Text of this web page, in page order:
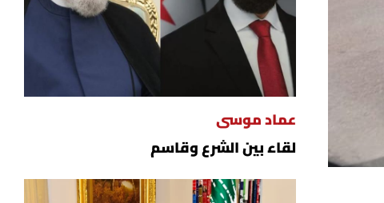
عماد موسى
لقاء بين الشرع وقاسم